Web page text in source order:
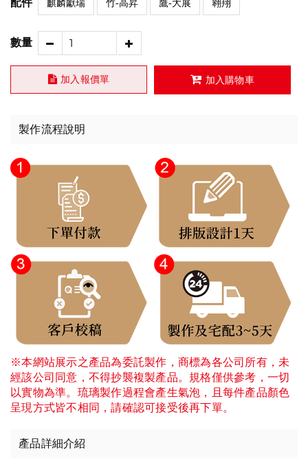
麒麟獻瑞 竹-高昇 鷹-大展 翱翔
數量
加入報價單 加入購物車
製作流程說明
※本網站展示之產品為委託製作，商標為各公司所有，未
經該公司同意，不得抄襲複製產品。規格僅供參考，一切
以實物為準。琉璃製作過程會產生氣泡，且每件產品顏色
呈現方式皆不相同，請確認可接受後再下單。
產品詳細介紹